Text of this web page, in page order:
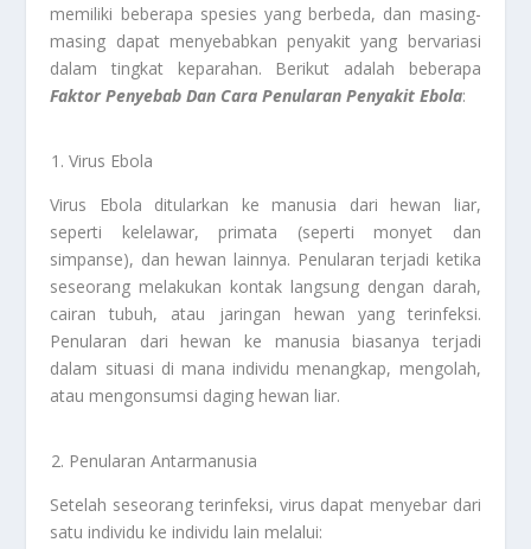
memiliki beberapa spesies yang berbeda, dan masing-
masing dapat menyebabkan penyakit yang bervariasi
dalam tingkat keparahan. Berikut adalah beberapa
Faktor Penyebab Dan Cara Penularan Penyakit Ebola:
Virus Ebola
Virus Ebola ditularkan ke manusia dari hewan liar,
seperti kelelawar, primata (seperti monyet dan
simpanse), dan hewan lainnya. Penularan terjadi ketika
seseorang melakukan kontak langsung dengan darah,
cairan tubuh, atau jaringan hewan yang terinfeksi.
Penularan dari hewan ke manusia biasanya terjadi
dalam situasi di mana individu menangkap, mengolah,
atau mengonsumsi daging hewan liar.
Penularan Antarmanusia
Setelah seseorang terinfeksi, virus dapat menyebar dari
satu individu ke individu lain melalui: